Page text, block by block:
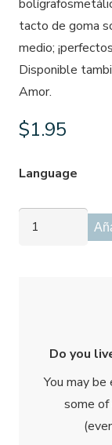
bolígrafos
tacto de goma
medio;
Disponible
Amor.
$1.95
Language
Transformado
Do you
You may
some